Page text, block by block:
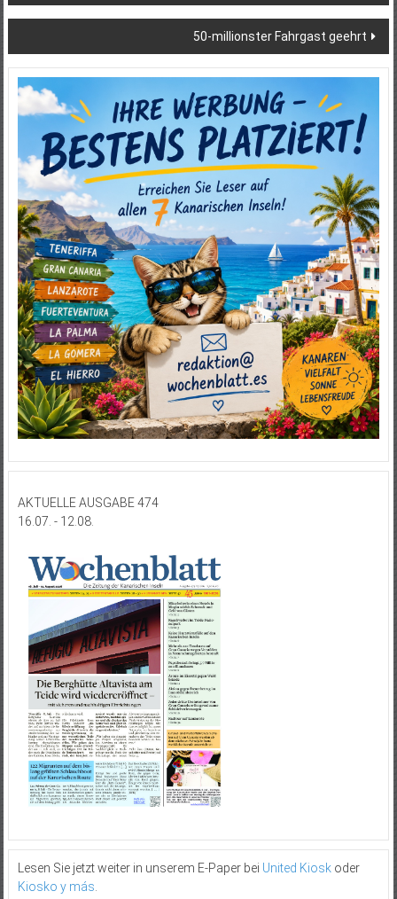
50-millionster Fahrgast geehrt
AKTUELLE AUSGABE 474
16.07. - 12.08.
Lesen Sie jetzt weiter in unserem E-Paper bei United Kioskoder
Kiosko y más